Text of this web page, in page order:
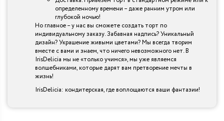
определенному времени – даже ранним утром или
глубокой ночью!
Но главное – у нас вы сможете создать торт по
индивидуальному заказу. Забавная надпись? Уникальный
дизайн? Украшение живыми цветами? Мы всегда творим
вместе с вами и знаем, что ничего невозможного нет. В
IrisDelicia мы не «только учимся», мы уже являемся
волшебниками, которые дарят вам претворение мечты в
жизнь!
IrisDelicia: кондитерская, где воплощаются ваши фантазии!